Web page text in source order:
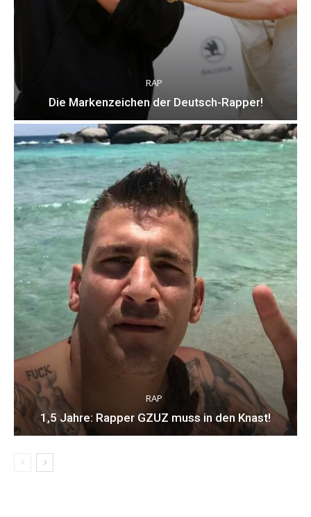
RAP
Die Markenzeichen der Deutsch-Rapper!
RAP
1,5 Jahre: Rapper GZUZ muss in den Knast!